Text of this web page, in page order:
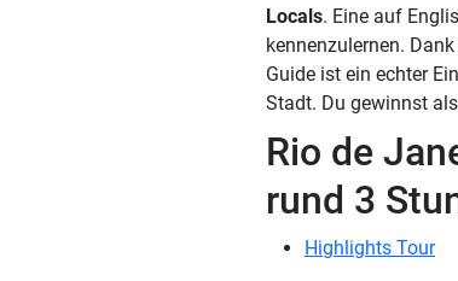
Locals. Eine auf
kennenzulernen.
Guide ist ein echter
Stadt. Du gewinnst
Rio de
rund 3
Highlights Tour